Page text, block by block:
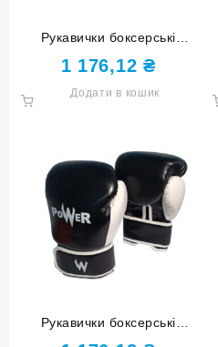
Рукавички боксерські
POWER чорні з білими
елементами 6 унцій POW-
W-Ч6
1 176,12 ₴
Додати в кошик
Рукавички боксерські
POWER чорні 10 унцій